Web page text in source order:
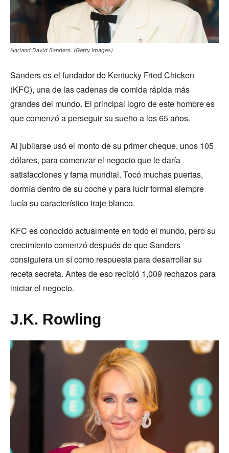
Harland David Sanders. (Getty Images)
Sanders es el fundador de Kentucky Fried Chicken
(KFC), una de las cadenas de comida rápida más
grandes del mundo. El principal logro de este hombre es
que comenzó a perseguir su sueño a los 65 años.
Al jubilarse usó el monto de su primer cheque, unos 105
dólares, para comenzar el negocio que le daría
satisfacciones y fama mundial. Tocó muchas puertas,
dormía dentro de su coche y para lucir formal siempre
lucía su característico traje blanco.
KFC es conocido actualmente en todo el mundo, pero su
crecimiento comenzó después de que Sanders
consiguiera un sí como respuesta para desarrollar su
receta secreta. Antes de eso recibió 1,009 rechazos para
iniciar el negocio.
J.K. Rowling